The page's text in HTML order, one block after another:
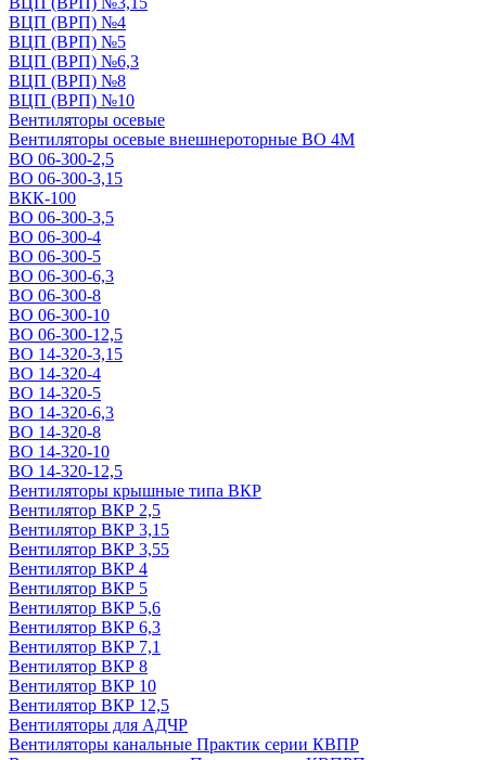
ВЦП (ВРП) №4
ВЦП (ВРП) №5
ВЦП (ВРП) №6,3
ВЦП (ВРП) №8
ВЦП (ВРП) №10
Вентиляторы осевые
Вентиляторы осевые внешнероторные ВО 4М
ВО 06-300-2,5
ВО 06-300-3,15
ВКК-100
ВО 06-300-3,5
ВО 06-300-4
ВО 06-300-5
ВО 06-300-6,3
ВО 06-300-8
ВО 06-300-10
ВО 06-300-12,5
ВО 14-320-3,15
ВО 14-320-4
ВО 14-320-5
ВО 14-320-6,3
ВО 14-320-8
ВО 14-320-10
ВО 14-320-12,5
Вентиляторы крышные типа ВКР
Вентилятор ВКР 2,5
Вентилятор ВКР 3,15
Вентилятор ВКР 3,55
Вентилятор ВКР 4
Вентилятор ВКР 5
Вентилятор ВКР 5,6
Вентилятор ВКР 6,3
Вентилятор ВКР 7,1
Вентилятор ВКР 8
Вентилятор ВКР 10
Вентилятор ВКР 12,5
Вентиляторы для АДЧР
Вентиляторы канальные Практик серии КВПР